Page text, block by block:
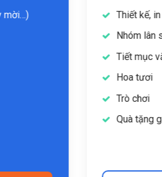
banner, giấy mời…)